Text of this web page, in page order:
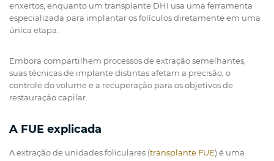
enxertos, enquanto um transplante DHI usa uma ferramenta
especializada para implantar os folículos diretamente em uma
única etapa.
Embora compartilhem processos de extração semelhantes,
suas técnicas de implante distintas afetam a precisão, o
controle do volume e a recuperação para os objetivos de
restauração capilar.
A FUE explicada
A extração de unidades foliculares (transplante FUE) é uma